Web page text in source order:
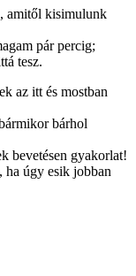
amitől kisimulunk
pár percig;
tesz.
az itt és mostban
bárhol
bevetésen gyakorlat!
ha úgy esik jobban